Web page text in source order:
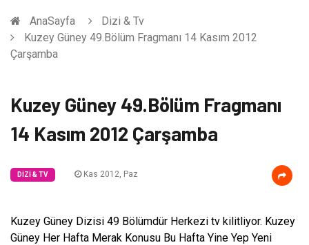
AnaSayfa
Dizi & Tv
Kuzey Güney 49.Bölüm Fragmanı 14 Kasım 2012
Çarşamba
Kuzey Güney 49.Bölüm Fragmanı
14 Kasım 2012 Çarşamba
DIZI & TV Kas 2012, Paz
Kuzey Güney Dizisi 49 Bölümdür Herkezi tv kilitliyor. Kuzey
Güney Her Hafta Merak Konusu Bu Hafta Yine Yep Yeni